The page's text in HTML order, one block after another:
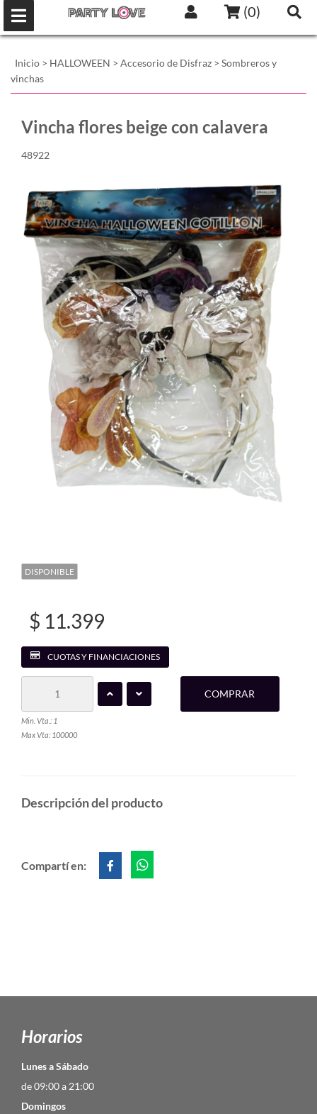
(0)
Inicio > HALLOWEEN > Accesorio de Disfraz > Sombreros y
vinchas
Vincha flores beige con calavera
48922
DISPONIBLE
$ 11.399
CUOTAS Y FINANCIACIONES
Min. Vta.: 1
Max Vta: 100000
COMPRAR
Descripción del producto
Compartí en:
Horarios
Lunes a Sábado
de 09:00 a 21:00
Domingos